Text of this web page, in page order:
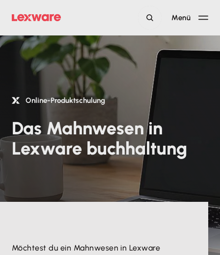
Menü
Online-Produktschulung
Das Mahnwesen in
Lexware buchhaltung
Möchtest du ein Mahnwesen in Lexware